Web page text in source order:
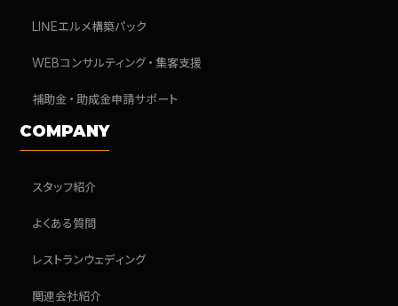
LINEエルメ構築パック
WEBコンサルティング・集客支援
補助金・助成金申請サポート
COMPANY
スタッフ紹介
よくある質問
レストランウェディング
関連会社紹介